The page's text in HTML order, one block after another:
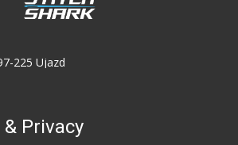
225 Ujazd
617-968
Privacy